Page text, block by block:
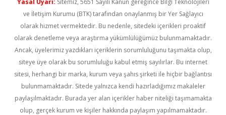
Yasal Uyarı: Sitemiz, 5651 Sayılı Kanun gereğince Bilgi Teknolojileri
ve İletişim Kurumu (BTK) tarafından onaylanmış bir Yer Sağlayıcı
olarak hizmet vermektedir. Bu nedenle, sitedeki içerikleri proaktif
olarak denetleme veya araştırma yükümlülüğümüz bulunmamaktadır.
Ancak, üyelerimiz yazdıkları içeriklerin sorumluluğunu taşımakta olup,
siteye üye olarak bu sorumluluğu kabul etmiş sayılırlar. Bu internet
sitesi, herhangi bir marka, kurum veya şahıs şirketi ile hiçbir bağlantısı
bulunmamaktadır. Sitede yalnızca kendi hazırladığımız makaleler
paylaşılmaktadır. Burada yer alan içerikler haber niteliği taşımamakta
olup, gerçek kurum ve kişiler hakkında paylaşım yapılmamaktadır.